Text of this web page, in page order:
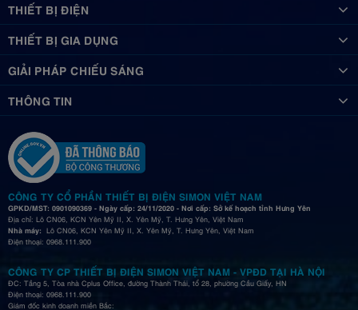
THIẾT BỊ ĐIỆN
THIẾT BỊ GIA DỤNG
GIẢI PHÁP CHIẾU SÁNG
THÔNG TIN
CÔNG TY CỔ PHẦN THIẾT BỊ ĐIỆN SIMON VIỆT NAM
GPKD/MST: 0901090369 - Ngày cấp: 24/11/2020 - Nơi cấp: Sở kế hoạch tỉnh Hưng Yên
Địa chỉ: Lô CN06, KCN Yên Mỹ II, X. Yên Mỹ, T. Hưng Yên, Việt Nam
Nhà máy: Lô CN06, KCN Yên Mỹ II, X. Yên Mỹ, T. Hưng Yên, Việt Nam
Điện thoại: 0968.111.900
CÔNG TY CP THIẾT BỊ ĐIỆN SIMON VIỆT NAM - VPĐD TẠI HÀ NỘI
ĐC: Tầng 5, Tòa nhà Cplus Office, đường Thành Thái, tổ 28, phường Cầu Giấy, HN
Điện thoại: 0968.111.900
Giám đốc kinh doanh miền Bắc: